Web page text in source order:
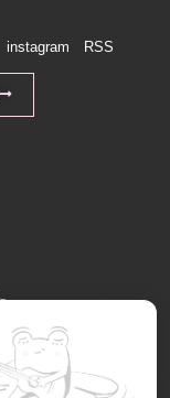
instagram RSS